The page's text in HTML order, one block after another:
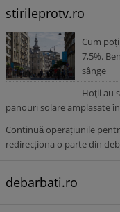
stirileprotv.ro
Cum
7,5%.
sânge
Hoţii au
panouri solare amplasate
Continuă operațiunile
redirecționa o parte din
debarbati.ro